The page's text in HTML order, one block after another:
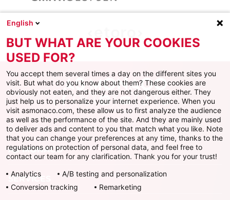
Facebook
X Instagram
YoutubeTikTokTwitch
AS MONACO
SERVICES
English
BUT WHAT ARE YOUR COOKIES
USED FOR?
You accept them several times a day on the different sites you
visit. But what do you know about them? These cookies are
obviously not eaten, and they are not dangerous either. They
just help us to personalize your internet experience. When you
visit asmonaco.com, these allow us to first analyze the audience
as well as the performance of the site. And they are mainly used
to deliver ads and content to you that match what you like. Note
that you can change your preferences at any time, thanks to the
regulations on protection of personal data, and feel free to
contact our team for any clarification. Thank you for your trust!
Analytics
A/B testing and personalization
Conversion tracking
Remarketing